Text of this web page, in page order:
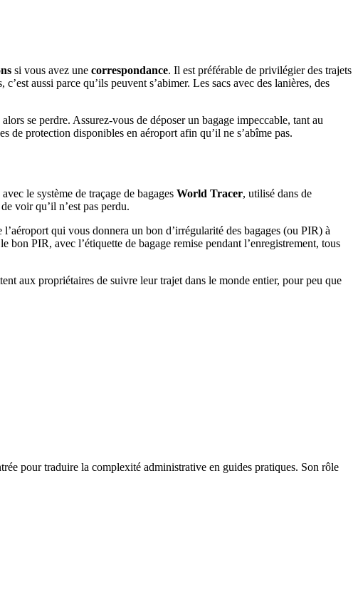
si vous avez une correspondance. Il est préférable de privilégier des trajets
aussi parce qu’ils peuvent s’abimer. Les sacs avec des lanières, des
se perdre. Assurez-vous de déposer un bagage impeccable, tant au
de protection disponibles en aéroport afin qu’il ne s’abîme pas.
le système de traçage de bagages World Tracer, utilisé dans de
voir qu’il n’est pas perdu.
qui vous donnera un bon d’irrégularité des bagages (ou PIR) à
PIR, avec l’étiquette de bagage remise pendant l’enregistrement, tous
aux propriétaires de suivre leur trajet dans le monde entier, pour peu que
pour traduire la complexité administrative en guides pratiques. Son rôle